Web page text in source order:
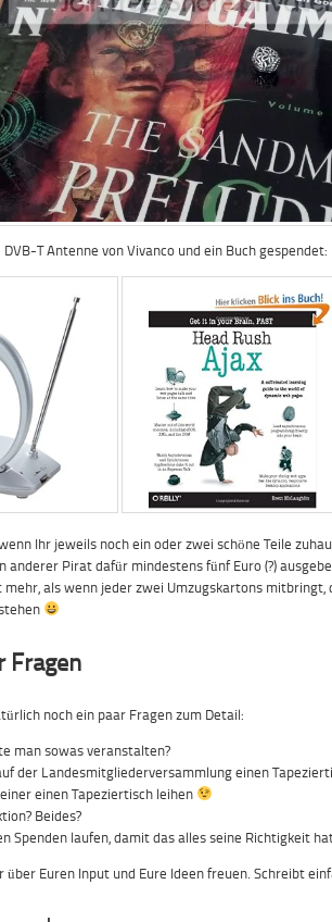
T Antenne von Vivanco und ein Buch gespendet:
Ihr jeweils noch ein oder zwei schöne Teile
anderer Pirat dafür mindestens fünf Euro (?)
mehr, als wenn jeder zwei Umzugskartons mitbringt,
Fragen
noch ein paar Fragen zum Detail:
man sowas veranstalten?
der Landesmitgliederversammlung einen
einen Tapeziertisch leihen
Beides?
Spenden laufen, damit das alles seine Richtigkeit
über Euren Input und Eure Ideen freuen. Schreibt